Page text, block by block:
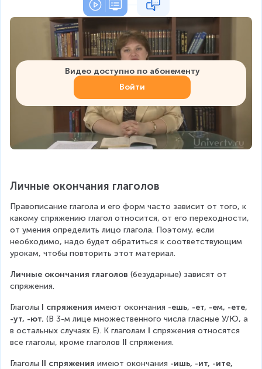
Видео доступно по абонементу
Войти
Личные окончания глаголов
Правописание глагола и его форм часто зависит от того, к
какому спряжению глагол относится, от его переходности,
от умения определить лицо глагола. Поэтому, если
необходимо, надо будет обратиться к соответствующим
урокам, чтобы повторить этот материал.
Личные окончания глаголов (безударные) зависят от
спряжения.
Глаголы I спряжения имеют окончания -ешь, -ет, -ем, -ете,
-ут, -ют. (В 3-м лице множественного числа гласные У/Ю, а
в остальных случаях Е). К глаголам I спряжения относятся
все глаголы, кроме глаголов II спряжения.
Глаголы II спряжения имеют окончания -ишь, -ит, -ите,